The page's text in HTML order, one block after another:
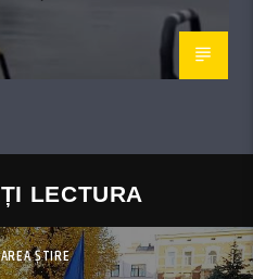
LECTURA
ȘTIRE